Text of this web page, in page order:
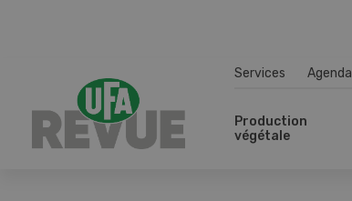
Services Agenda
Production
végétale